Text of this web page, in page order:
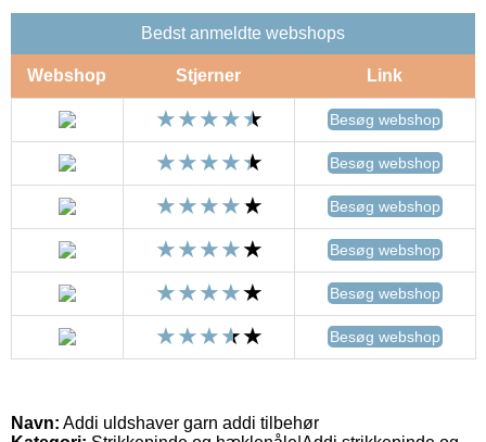
Bedst anmeldte webshops
Webshop Stjerner Link
Besøg webshop
Besøg webshop
Besøg webshop
Besøg webshop
Besøg webshop
Besøg webshop
Navn: Addi uldshaver garn addi tilbehør